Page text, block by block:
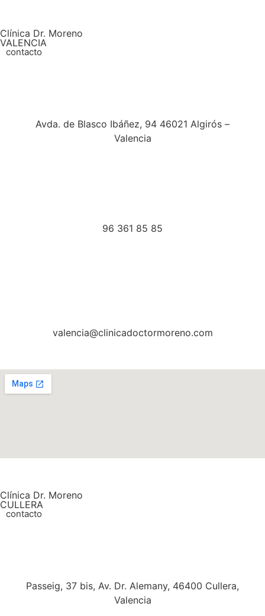
Clínica Dr. Moreno
VALENCIA
contacto
Avda. de Blasco Ibáñez, 94 46021 Algirós –
Valencia
96 361 85 85
valencia@clinicadoctormoreno.com
Clínica Dr. Moreno
CULLERA
contacto
Passeig, 37 bis, Av. Dr. Alemany, 46400 Cullera,
Valencia